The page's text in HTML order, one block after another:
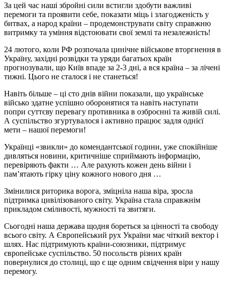
За цей час наші збройні сили встигли здобути важливі
перемоги та проявити себе, показати міць і злагодженість у
битвах, а народ країни – продемонструвати світу справжню
витримку та уміння відстоювати свої землі та незалежність!
24 лютого, коли РФ розпочала цинічне військове вторгнення в
Україну, західні розвідки та уряди багатьох країн
прогнозували, що Київ впаде за 2-3 дні, а вся країна – за лічені
тижні. Цього не сталося і не станеться!
Навіть більше – ці сто днів війни показали, що українське
військо здатне успішно оборонятися та навіть наступати
попри суттєву перевагу противника в озброєнні та живій силі.
А суспільство згуртувалося і активно працює задля однієї
мети – нашої перемоги!
Українці «звикли» до комендантської години, уже спокійніше
дивляться новини, критичніше сприймають інформацію,
перевіряють факти … Але рахують кожен день війни і
пам’ятають гірку ціну кожного нового дня …
Змінилися риторика ворога, зміцніла наша віра, зросла
підтримка цивілізованого світу. Україна стала справжнім
прикладом сміливості, мужності та звитяги.
Сьогодні наша держава щодня бореться за цінності та свободу
всього світу. А Європейський рух України має чіткий вектор і
шлях. Нас підтримують країни-союзники, підтримує
європейське суспільство. 50 посольств різних країн
повернулися до столиці, що є ще одним свідчення віри у нашу
перемогу.